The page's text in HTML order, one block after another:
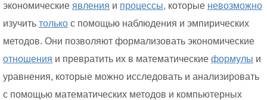
экономические явления и процессы, которые невозможно
изучить только с помощью наблюдения и эмпирических
методов. Они позволяют формализовать экономические
отношения и превратить их в математические формулы и
уравнения, которые можно исследовать и анализировать
с помощью математических методов и компьютерных